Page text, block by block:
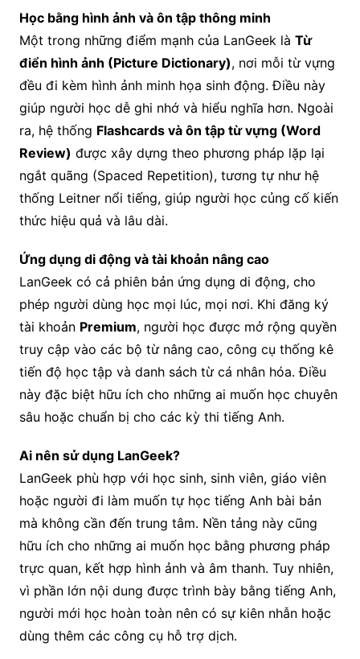
Học bằng hình ảnh và ôn tập thông minh
Một trong những điểm mạnh của LanGeek là Từ
điển hình ảnh (Picture Dictionary), nơi mỗi từ vựng
đều đi kèm hình ảnh minh họa sinh động. Điều này
giúp người học dễ ghi nhớ và hiểu nghĩa hơn. Ngoài
ra, hệ thống Flashcards và ôn tập từ vựng (Word
Review) được xây dựng theo phương pháp lặp lại
ngắt quãng (Spaced Repetition), tương tự như hệ
thống Leitner nổi tiếng, giúp người học củng cố kiến
thức hiệu quả và lâu dài.
Ứng dụng di động và tài khoản nâng cao
LanGeek có cả phiên bản ứng dụng di động, cho
phép người dùng học mọi lúc, mọi nơi. Khi đăng ký
tài khoản Premium, người học được mở rộng quyền
truy cập vào các bộ từ nâng cao, công cụ thống kê
tiến độ học tập và danh sách từ cá nhân hóa. Điều
này đặc biệt hữu ích cho những ai muốn học chuyên
sâu hoặc chuẩn bị cho các kỳ thi tiếng Anh.
Ai nên sử dụng LanGeek?
LanGeek phù hợp với học sinh, sinh viên, giáo viên
hoặc người đi làm muốn tự học tiếng Anh bài bản
mà không cần đến trung tâm. Nền tảng này cũng
hữu ích cho những ai muốn học bằng phương pháp
trực quan, kết hợp hình ảnh và âm thanh. Tuy nhiên,
vì phần lớn nội dung được trình bày bằng tiếng Anh,
người mới học hoàn toàn nên có sự kiên nhẫn hoặc
dùng thêm các công cụ hỗ trợ dịch.